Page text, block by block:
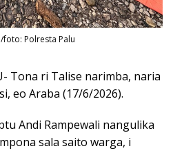
Polresta Palu
Tona ri Talise narimba, naria
eo Araba (17/6/2026).
Andi Rampewali nangulika
sala saito warga, i